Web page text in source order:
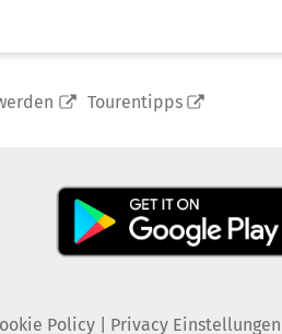
Tourentipps
Policy| Privacy Einstellungen